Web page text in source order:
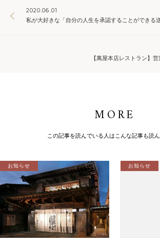
2020.06.01
私が大好きな「自分の人生を承認することができる
【萬屋本店レストラン】
MORE
この記事を読んでいる人はこんな記事も読
お知らせ お知らせ